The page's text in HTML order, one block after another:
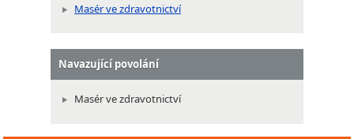
Masér ve zdravotnictví
Navazující povolání
Masér ve zdravotnictví